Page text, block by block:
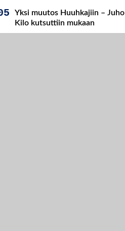
Yksi muutos Huuhkajiin – Juho
Kilo kutsuttiin mukaan